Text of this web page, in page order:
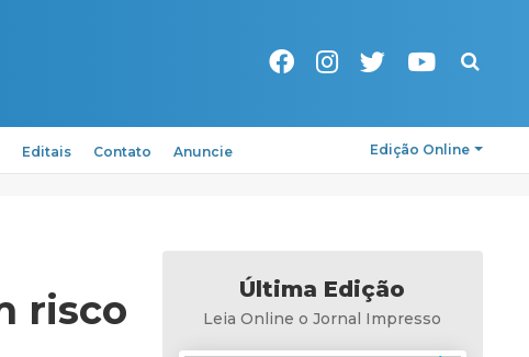
Pesquisa
Editais Contato Anuncie Edição Online
risco
Última Edição
Leia Online o Jornal Impresso